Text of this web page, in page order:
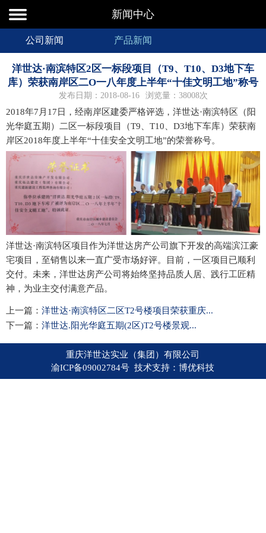
新闻中心
公司新闻 产品新闻
洋世达·南滨特区2区一标段项目（T9、T10、D3地下车
库）荣获南岸区二O一八年度上半年“十佳文明工地”称号
发布日期：2018-08-16 浏览量：38008次
2018年7月17日，经南岸区建委严格评选，洋世达·南滨特区（阳
光华庭五期）二区一标段项目（T9、T10、D3地下车库）荣获南
岸区2018年度上半年“十佳安全文明工地”的荣誉称号。
洋世达·南滨特区项目作为洋世达房产公司旗下开发的高端滨江豪
宅项目，至销售以来一直广受市场好评。目前，一区项目已顺利
交付。未来，洋世达房产公司将始终坚持品质人居、践行工匠精
神，为业主交付满意产品。
上一篇： 洋世达·南滨特区二区T2号楼项目荣获重庆...
下一篇： 洋世达.阳光华庭五期(2区)T2号楼景观...
重庆洋世达实业（集团）有限公司
渝ICP备09002784号 技术支持：博优科技